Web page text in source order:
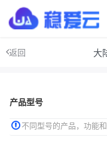
返回 大
产品型号
不同型号的产品，功能